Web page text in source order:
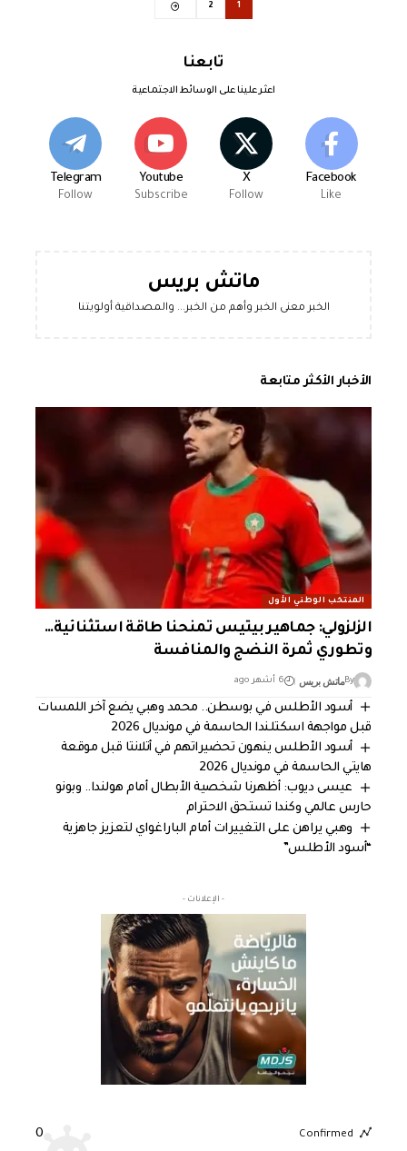
1
2
تابعنا
اعثر علينا على الوسائط الاجتماعية
Facebook
Like
X
Follow
Youtube
Subscribe
Telegram
Follow
ماتش بريس
الخبر معنى الخبر وأهم من الخبر... والمصداقية أولويتنا
الأخبار الأكثر متابعة
المنتخب الوطني الأول
الزلزولي: جماهير بيتيس تمنحنا طاقة استثنائية…
وتطوري ثمرة النضج والمنافسة
Byماتش بريس 6 أشهر ago
أسود الأطلس في بوسطن.. محمد وهبي يضع آخر اللمسات
قبل مواجهة اسكتلندا الحاسمة في مونديال 2026
أسود الأطلس ينهون تحضيراتهم في أتلانتا قبل موقعة
هايتي الحاسمة في مونديال 2026
عيسى ديوب: أظهرنا شخصية الأبطال أمام هولندا.. وبونو
حارس عالمي وكندا تستحق الاحترام
وهبي يراهن على التغييرات أمام الباراغواي لتعزيز جاهزية
“أسود الأطلس”
- الإعلانات -
Confirmed
0